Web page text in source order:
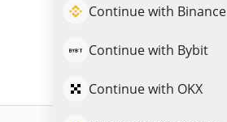
Continue with Binance
Continue with Bybit
Continue with OKX